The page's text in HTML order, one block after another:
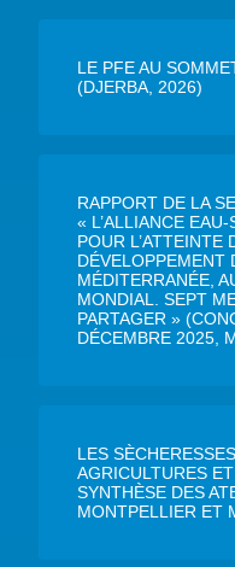
LE PFE AU
(DJERBA, 2026)
RAPPORT DE LA
« L’ALLIANCE
POUR L’ATTEINTE
DÉVELOPPEMENT
MÉDITERRANÉE,
MONDIAL. SEPT
PARTAGER »
DÉCEMBRE 2025,
LES
AGRICULTURES
SYNTHÈSE DES
MONTPELLIER ET